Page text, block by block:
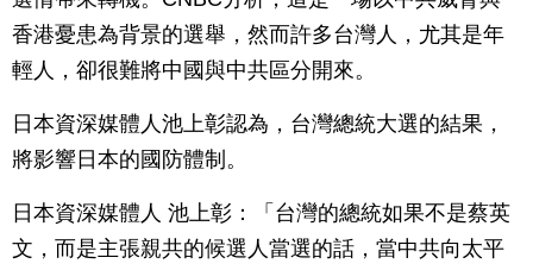
香港憂患為背景的選舉，然而許多台灣人，尤其是年
輕人，卻很難將中國與中共區分開來。
日本資深媒體人池上彰認為，台灣總統大選的結果，
將影響日本的國防體制。
日本資深媒體人 池上彰：「台灣的總統如果不是蔡英
文，而是主張親共的候選人當選的話，當中共向太平